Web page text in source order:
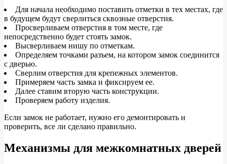
Для начала необходимо поставить отметки в тех местах, где
в будущем будут сверлиться сквозные отверстия.
Просверливаем отверстия в том месте, где
непосредственно будет стоять замок.
Высверливаем нишу по отметкам.
Определяем точками разъем, на котором замок соединится
с дверью.
Сверлим отверстия для крепежных элементов.
Примеряем часть замка и фиксируем ее.
Далее ставим вторую часть конструкции.
Проверяем работу изделия.
Если замок не работает, нужно его демонтировать и
проверить, все ли сделано правильно.
Механизмы для межкомнатных дверей